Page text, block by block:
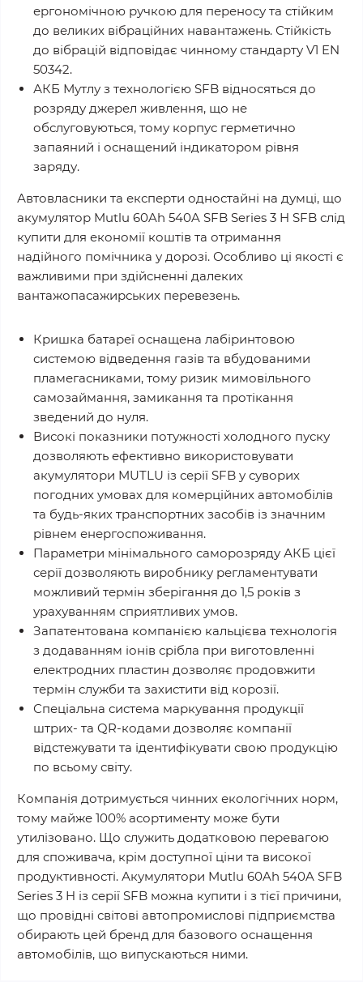
ергономічною ручкою для переносу та стійким
до великих вібраційних навантажень. Стійкість
до вібрацій відповідає чинному стандарту V1 EN
50342.
АКБ Мутлу з технологією SFB відносяться до
розряду джерел живлення, що не
обслуговуються, тому корпус герметично
запаяний і оснащений індикатором рівня
заряду.
Автовласники та експерти одностайні на думці, що
акумулятор Mutlu 60Ah 540A SFB Series 3 H SFB слід
купити для економії коштів та отримання
надійного помічника у дорозі. Особливо ці якості є
важливими при здійсненні далеких
вантажопасажирських перевезень.
Кришка батареї оснащена лабіринтовою
системою відведення газів та вбудованими
пламегасниками, тому ризик мимовільного
самозаймання, замикання та протікання
зведений до нуля.
Високі показники потужності холодного пуску
дозволяють ефективно використовувати
акумулятори MUTLU із серії SFB у суворих
погодних умовах для комерційних автомобілів
та будь-яких транспортних засобів із значним
рівнем енергоспоживання.
Параметри мінімального саморозряду АКБ цієї
серії дозволяють виробнику регламентувати
можливий термін зберігання до 1,5 років з
урахуванням сприятливих умов.
Запатентована компанією кальцієва технологія
з додаванням іонів срібла при виготовленні
електродних пластин дозволяє продовжити
термін служби та захистити від корозії.
Спеціальна система маркування продукції
штрих- та QR-кодами дозволяє компанії
відстежувати та ідентифікувати свою продукцію
по всьому світу.
Компанія дотримується чинних екологічних норм,
тому майже 100% асортименту може бути
утилізовано. Що служить додатковою перевагою
для споживача, крім доступної ціни та високої
продуктивності. Акумулятори Mutlu 60Ah 540A SFB
Series 3 H із серії SFB можна купити і з тієї причини,
що провідні світові автопромислові підприємства
обирають цей бренд для базового оснащення
автомобілів, що випускаються ними.